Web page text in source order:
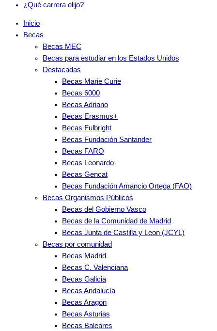
¿Qué carrera elijo?
Inicio
Becas
Becas MEC
Becas para estudiar en los Estados Unidos
Destacadas
Becas Marie Curie
Becas 6000
Becas Adriano
Becas Erasmus+
Becas Fulbright
Becas Fundación Santander
Becas FARO
Becas Leonardo
Becas Gencat
Becas Fundación Amancio Ortega (FAO)
Becas Organismos Públicos
Becas del Gobierno Vasco
Becas de la Comunidad de Madrid
Becas Junta de Castilla y Leon (JCYL)
Becas por comunidad
Becas Madrid
Becas C. Valenciana
Becas Galicia
Becas Andalucía
Becas Aragon
Becas Asturias
Becas Baleares